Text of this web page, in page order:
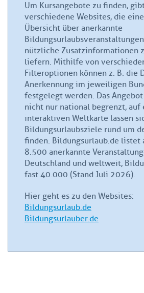
Um Kursangebote zu finden,
verschiedene Websites, die
Übersicht über anerkannte
nützliche Zusatzinformationen
liefern. Mithilfe von
Filteroptionen können z. B. die
Anerkennung im jeweiligen
festgelegt werden. Das
nicht nur national begrenzt, auf
interaktiven Weltkarte lassen
Bildungsurlaubsziele rund um
finden. Bildungsurlaub.de listet
8.500 anerkannte
Deutschland und weltweit,
fast 40.000 (Stand Juli 2026).
Hier geht es zu den Websites:
Bildungsurlaub.de
Bildungsurlauber.de